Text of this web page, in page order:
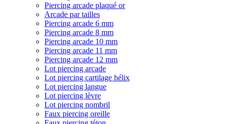
Piercing arcade plaqué or
Arcade par tailles
Piercing arcade 6 mm
Piercing arcade 8 mm
Piercing arcade 10 mm
Piercing arcade 11 mm
Piercing arcade 12 mm
Lot piercing arcade
Lot piercing cartilage hélix
Lot piercing langue
Lot piercing lèvre
Lot piercing nombril
Faux piercing oreille